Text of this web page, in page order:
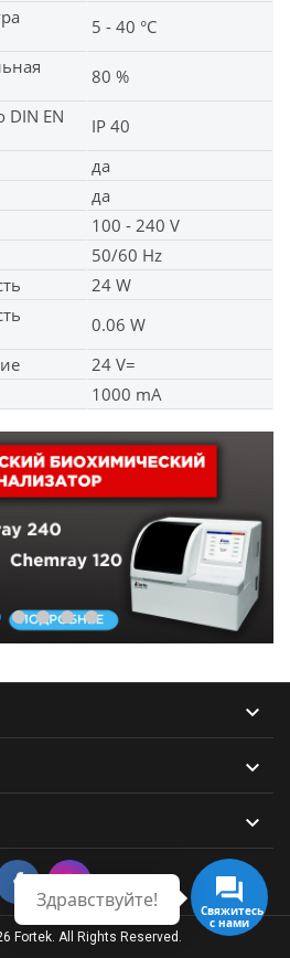
5 - 40 °C
80 %
DIN EN
IP 40
да
да
100 - 240 V
50/60 Hz
24 W
0.06 W
24 V=
1000 mA



Свяжитесь
с нами
Здравствуйте!
Fortek. All Rights Reserved.